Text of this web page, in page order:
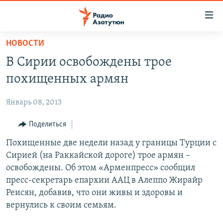
Перейти
основному
содержанию
навигации
Перейти
поиску
НОВОСТИ
ОБЩЕСТВО
ЭКОНОМИКА
РЕГИОН
НАГОРНЫЙ КАРАБАХ
КУЛЬТУРА
СПОРТ
НОВОСТИ
В Сирии освобождены трое
похищенных армян
Январь 08, 2013
Поделиться
Похищенные две недели назад у границы Турции с
Сирией (на Раккайской дороге) трое армян –
освобождены. Об этом «Арменпресс» сообщил
пресс-секретарь епархии ААЦ в Алеппо Жирайр
Реисян, добавив, что они живы и здоровы и
вернулись к своим семьям.